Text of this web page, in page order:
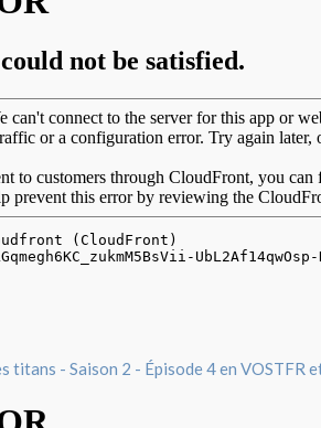
titans - Saison 2 - Épisode 4 en VOSTFR